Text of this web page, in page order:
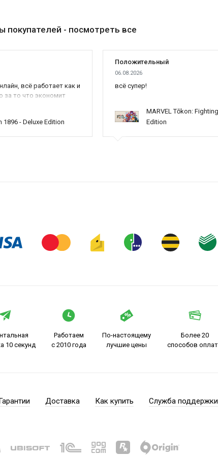
покупателей - посмотреть все
всё работает как и
за то что экономит
ребята вы красава
помощь
1896 - Deluxe Edition
Положительный
06.08.2026
всё супер!
MARVEL Tōkon:
Edition
10 секунд
Работаем
с 2010 года
По-настоящему
лучшие цены
Более 20
способов
Гарантии Доставка Как купить Служба поддержки